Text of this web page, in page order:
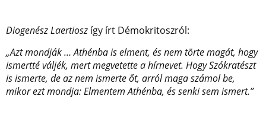
Diogenész Laertiosz így írt Démokritoszról:
„Azt mondják … Athénba is elment, és nem törte magát, hogy
ismertté váljék, mert megvetette a hírnevet. Hogy Szókratészt
is ismerte, de az nem ismerte őt, arról maga számol be,
mikor ezt mondja: Elmentem Athénba, és senki sem ismert.”